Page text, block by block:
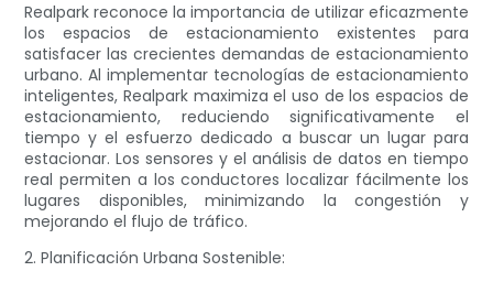
Realpark reconoce la importancia de utilizar eficazmente
los espacios de estacionamiento existentes para
satisfacer las crecientes demandas de estacionamiento
urbano. Al implementar tecnologías de estacionamiento
inteligentes, Realpark maximiza el uso de los espacios de
estacionamiento, reduciendo significativamente el
tiempo y el esfuerzo dedicado a buscar un lugar para
estacionar. Los sensores y el análisis de datos en tiempo
real permiten a los conductores localizar fácilmente los
lugares disponibles, minimizando la congestión y
mejorando el flujo de tráfico.
2. Planificación Urbana Sostenible: